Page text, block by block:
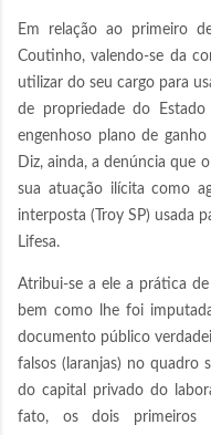
Em relação ao primeiro
Coutinho, valendo-se da
utilizar do seu cargo para
de propriedade do
engenhoso plano de
Diz, ainda, a denúncia que
sua atuação ilícita como
interposta (Troy SP) usada
Lifesa.
Atribui-se a ele a prática
bem como lhe foi
documento público
falsos (laranjas) no quadro
do capital privado do
fato, os dois primeiros